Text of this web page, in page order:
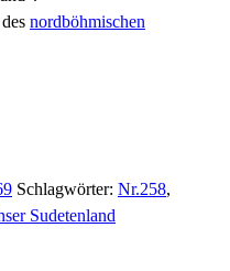
nordböhmischen
Schlagwörter: Nr.258,
Sudetenland